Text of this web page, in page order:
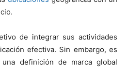
de integrar sus actividades
efectiva. Sin embargo, es
definición de marca global